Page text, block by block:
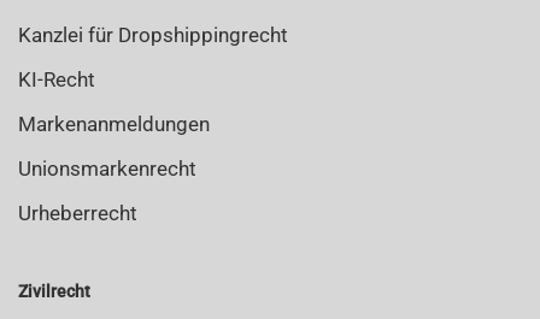
Kanzlei für Dropshippingrecht
KI-Recht
Markenanmeldungen
Unionsmarkenrecht
Urheberrecht
Zivilrecht